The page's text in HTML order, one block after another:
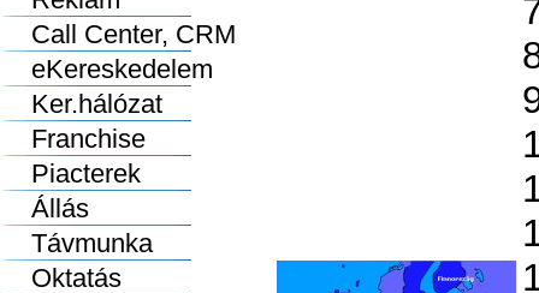
Call Center, CRM
eKereskedelem
Ker.hálózat
Franchise
Piacterek
Állás
Távmunka
Oktatás